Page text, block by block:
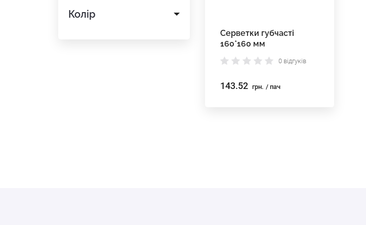
Колір
Серветки губчасті
160*160 мм
0 відгуків
143.52 грн. / пач